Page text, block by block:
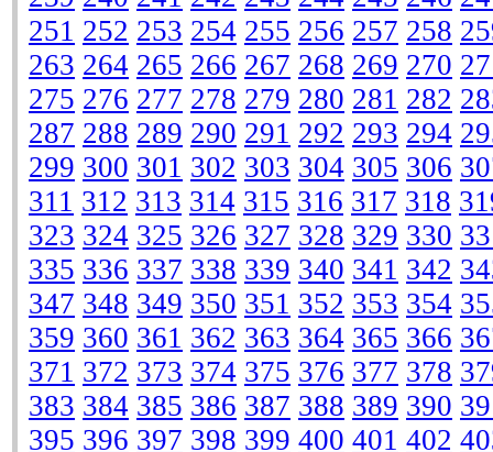
251 252 253 254 255 256 257 258
263 264 265 266 267 268 269 270
275 276 277 278 279 280 281 282
287 288 289 290 291 292 293 294
299 300 301 302 303 304 305 306
311 312 313 314 315 316 317 318
323 324 325 326 327 328 329 330
335 336 337 338 339 340 341 342
347 348 349 350 351 352 353 354
359 360 361 362 363 364 365 366
371 372 373 374 375 376 377 378
383 384 385 386 387 388 389 390
395 396 397 398 399 400 401 402